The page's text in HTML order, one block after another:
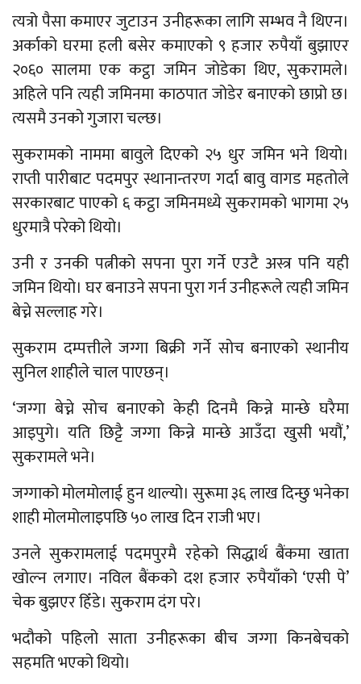
त्यत्रो पैसा कमाएर जुटाउन उनीहरूका लागि सम्भव नै थिएन।
अर्काको घरमा हली बसेर कमाएको ९ हजार रुपैयाँ बुझाएर
२०६० सालमा एक कट्ठा जमिन जोडेका थिए, सुकरामले।
अहिले पनि त्यही जमिनमा काठपात जोडेर बनाएको छाप्रो छ।
त्यसमै उनको गुजारा चल्छ।
सुकरामको नाममा बावुले दिएको २५ धुर जमिन भने थियो।
राप्ती पारीबाट पदमपुर स्थानान्तरण गर्दा बावु वागड महतोले
सरकारबाट पाएको ६ कट्ठा जमिनमध्ये सुकरामको भागमा २५
धुरमात्रै परेको थियो।
उनी र उनकी पत्नीको सपना पुरा गर्ने एउटै अस्त्र पनि यही
जमिन थियो। घर बनाउने सपना पुरा गर्न उनीहरूले त्यही जमिन
बेच्ने सल्लाह गरे।
सुकराम दम्पत्तीले जग्गा बिक्री गर्ने सोच बनाएको स्थानीय
सुनिल शाहीले चाल पाएछन्।
‘जग्गा बेच्ने सोच बनाएको केही दिनमै किन्ने मान्छे घरैमा
आइपुगे। यति छिट्टै जग्गा किन्ने मान्छे आउँदा खुसी भयौं,’
सुकरामले भने।
जग्गाको मोलमोलाई हुन थाल्यो। सुरूमा ३६ लाख दिन्छु भनेका
शाही मोलमोलाइपछि ५० लाख दिन राजी भए।
उनले सुकरामलाई पदमपुरमै रहेको सिद्धार्थ बैंकमा खाता
खोल्न लगाए। नविल बैंकको दश हजार रुपैयाँको ‘एसी पे’
चेक बुझएर हिँडे। सुकराम दंग परे।
भदौको पहिलो साता उनीहरूका बीच जग्गा किनबेचको
सहमति भएको थियो।